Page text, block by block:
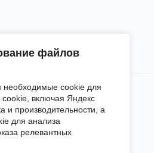
файлов
необходимые cookie для
cookie, включая Яндекс
и производительности, а
для анализа
релевантных
О нас Контакты
персональных данных